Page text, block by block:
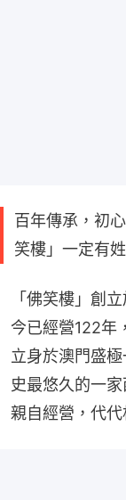
百年傳承，初
笑樓」一定有姓
「佛笑樓」創
今已經營122年
立身於澳門盛
史最悠久的一
親自經營，代代